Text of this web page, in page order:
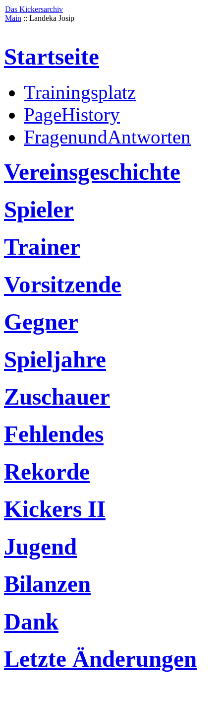
Das Kickersarchiv
Main :: Landeka Josip
Startseite
Trainingsplatz
PageHistory
FragenundAntworten
Vereinsgeschichte
Spieler
Trainer
Vorsitzende
Gegner
Spieljahre
Zuschauer
Fehlendes
Rekorde
Kickers II
Jugend
Bilanzen
Dank
Letzte Änderungen